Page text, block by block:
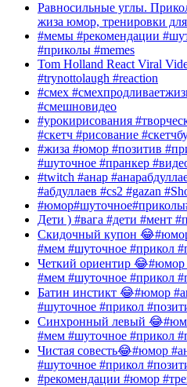
Равносильные углы.
жиза юмор, тренировки
#мемы #рекомендации
#приколы #memes
Tom Holland React Viral
#trynottolaugh #reaction
#смех
#смешновидео
#урокирисования
#скетч #рисование
#жиза #юмор #позитив
#шуточное #пранкер
#twitch #анар
#абдуллаев #cs2 #gazan
Дети ) #вага #дети #мент
Скидочный купон
#мем #шуточное #прикол
Четкий ориентир 😂#юмор
#мем #шуточное #прикол
Батин инстикт 😂#юмор
#шуточное #прикол
Синхронный левый
#мем #шуточное #прикол
Чистая совесть😂#юмор
#шуточное #прикол
#рекомендации #юмор